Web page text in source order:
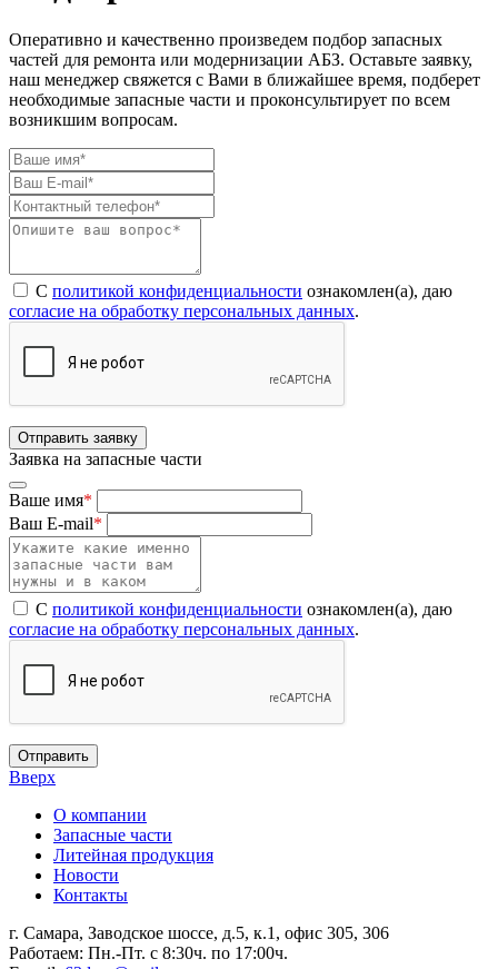
Оперативно и качественно произведем подбор запасных
частей для ремонта или модернизации АБЗ. Оставьте заявку,
наш менеджер свяжется с Вами в ближайшее время, подберет
необходимые запасные части и проконсультирует по всем
возникшим вопросам.
С политикой конфиденциальности ознакомлен(а), даю
согласие на обработку персональных данных.
Отправить заявку
Заявка на запасные части
Ваше имя*
Ваш E-mail*
С политикой конфиденциальности ознакомлен(а), даю
согласие на обработку персональных данных.
Отправить
Вверх
О компании
Запасные части
Литейная продукция
Новости
Контакты
г. Самара, Заводское шоссе, д.5, к.1, офис 305, 306
Работаем: Пн.-Пт. с 8:30ч. по 17:00ч.